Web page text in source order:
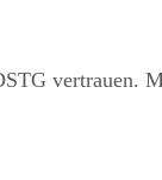
vertrauen.